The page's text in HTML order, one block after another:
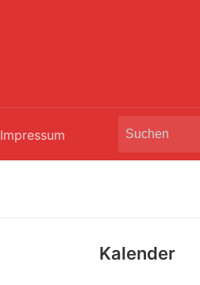
Impressum
Search
Kalender